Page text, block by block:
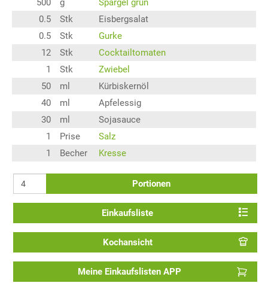
500
g
Spargel grün
0.5
Stk
Eisbergsalat
0.5
Stk
Gurke
12
Stk
Cocktailtomaten
1
Stk
Zwiebel
50
ml
Kürbiskernöl
40
ml
Apfelessig
30
ml
Sojasauce
1
Prise
Salz
1
Becher Kresse
Portionen
Einkaufsliste
Kochansicht
Meine Einkaufslisten APP